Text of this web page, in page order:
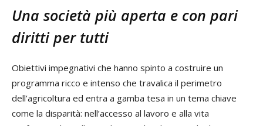
Una società più aperta e con pari
diritti per tutti
Obiettivi impegnativi che hanno spinto a costruire un
programma ricco e intenso che travalica il perimetro
dell’agricoltura ed entra a gamba tesa in un tema chiave
come la disparità: nell’accesso al lavoro e alla vita